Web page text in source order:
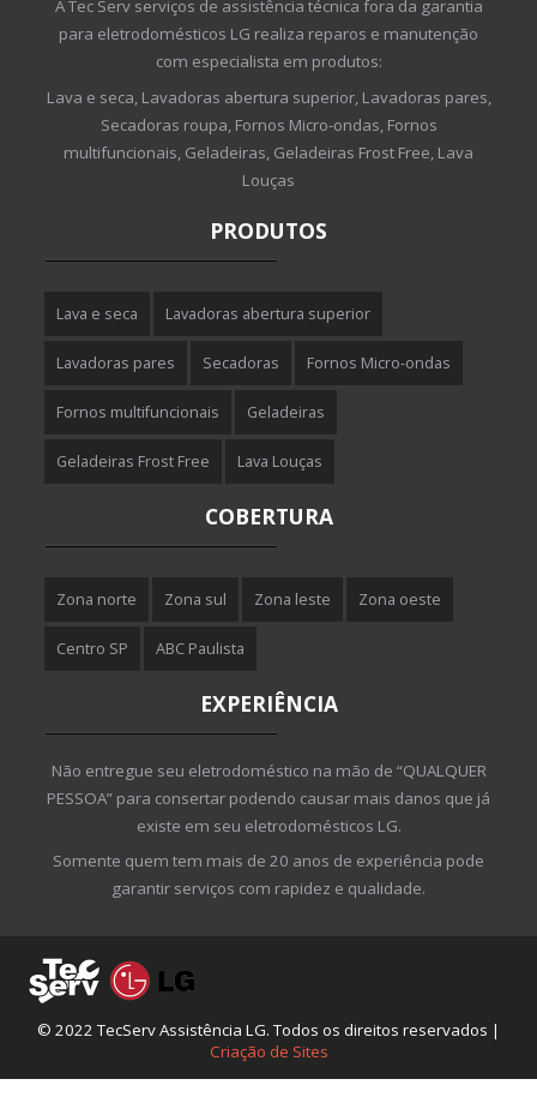
A Tec Serv serviços de assistência técnica fora da garantia
para eletrodomésticos LG realiza reparos e manutenção
com especialista em produtos:
Lava e seca, Lavadoras abertura superior, Lavadoras pares,
Secadoras roupa, Fornos Micro-ondas, Fornos
multifuncionais, Geladeiras, Geladeiras Frost Free, Lava
Louças
PRODUTOS
Lava e seca Lavadoras abertura superior
Lavadoras pares Secadoras Fornos Micro-ondas
Fornos multifuncionais Geladeiras
Geladeiras Frost Free Lava Louças
COBERTURA
Zona norte Zona sul Zona leste Zona oeste
Centro SP ABC Paulista
EXPERIÊNCIA
Não entregue seu eletrodoméstico na mão de “QUALQUER
PESSOA” para consertar podendo causar mais danos que já
existe em seu eletrodomésticos LG.
Somente quem tem mais de 20 anos de experiência pode
garantir serviços com rapidez e qualidade.
© 2022 TecServ Assistência LG. Todos os direitos reservados |
Criação de Sites